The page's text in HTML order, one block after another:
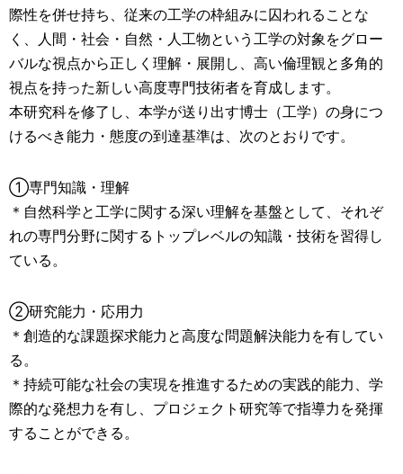
際性を併せ持ち、従来の工学の枠組みに囚われることな
く、人間・社会・自然・人工物という工学の対象をグロー
バルな視点から正しく理解・展開し、高い倫理観と多角的
視点を持った新しい高度専門技術者を育成します。
本研究科を修了し、本学が送り出す博士（工学）の身につ
けるべき能力・態度の到達基準は、次のとおりです。
①専門知識・理解
＊自然科学と工学に関する深い理解を基盤として、それぞ
れの専門分野に関するトップレベルの知識・技術を習得し
ている。
②研究能力・応用力
＊創造的な課題探求能力と高度な問題解決能力を有してい
る。
＊持続可能な社会の実現を推進するための実践的能力、学
際的な発想力を有し、プロジェクト研究等で指導力を発揮
することができる。